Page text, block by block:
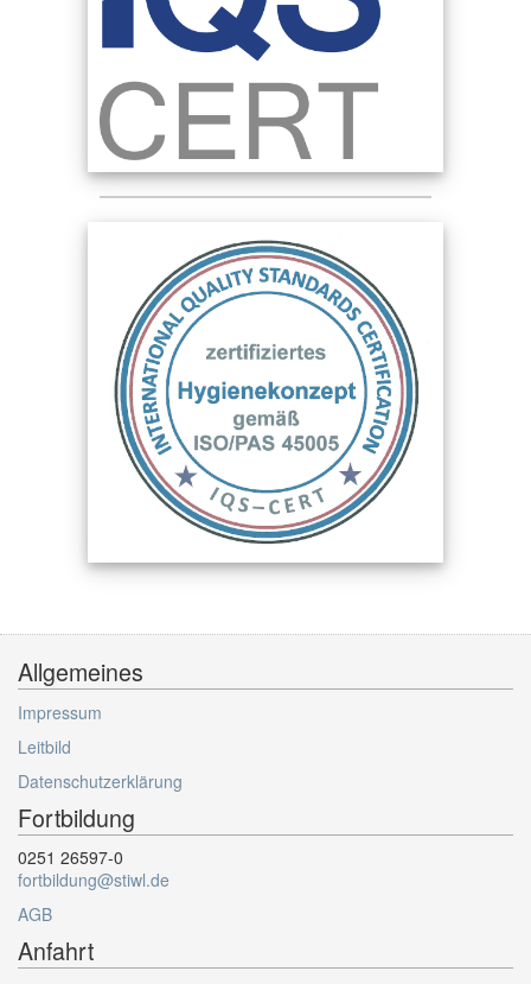
Allgemeines
Impressum
Leitbild
Datenschutzerklärung
Fortbildung
0251 26597-0
fortbildung@stiwl.de
AGB
Anfahrt